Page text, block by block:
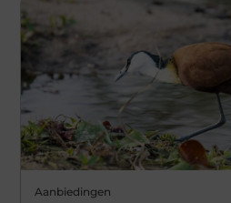
Aanbiedingen